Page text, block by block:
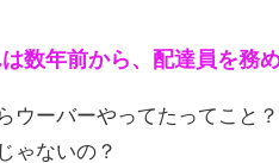
数年前から、配達員を務め
ウーバーやってたってこと？
ゃないの？